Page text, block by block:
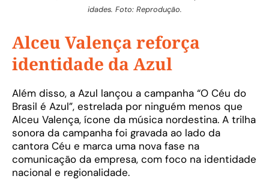
idades. Foto: Reprodução.
Alceu Valença reforça
identidade da Azul
Além disso, a Azul lançou a campanha “O Céu do
Brasil é Azul”, estrelada por ninguém menos que
Alceu Valença, ícone da música nordestina. A trilha
sonora da campanha foi gravada ao lado da
cantora Céu e marca uma nova fase na
comunicação da empresa, com foco na identidade
nacional e regionalidade.